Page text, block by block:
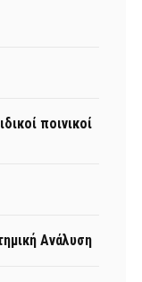
ποινικοί
Ανάλυση